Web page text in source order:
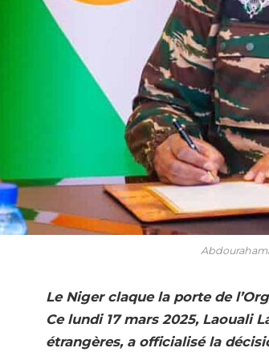
Le Niger claque la porte de
Ce lundi 17 mars 2025, Laouali
étrangères, a officialisé la